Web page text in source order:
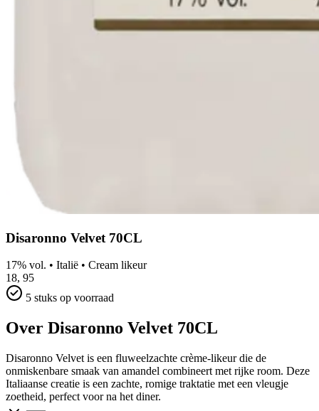
Disaronno Velvet 70CL
17% vol. • Italië • Cream likeur
18, 95
5 stuks op voorraad
Over Disaronno Velvet 70CL
Disaronno Velvet is een fluweelzachte crème-likeur die de
onmiskenbare smaak van amandel combineert met rijke room. Deze
Italiaanse creatie is een zachte, romige traktatie met een vleugje
zoetheid, perfect voor na het diner.